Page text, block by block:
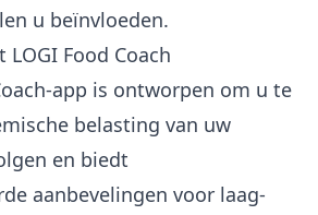
u beïnvloeden.
Food Coach
app is ontworpen om u te
belasting van uw
en biedt
aanbevelingen voor laag-